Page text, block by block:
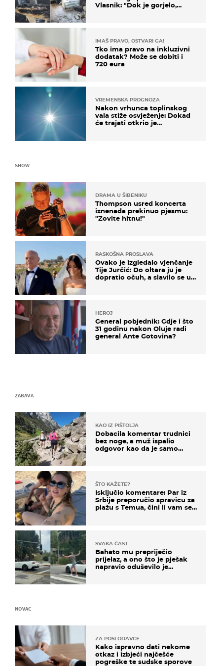
Vlasnik: "Dok je gorjelo,
IMAŠ PRAVO, OSTVARI GA!
Tko ima pravo na inkluzivni
dodatak? Može se dobiti i
720 eura
VREMENSKA PROGNOZA
Nakon vrhunca toplinskog
vala stiže osvježenje: Dokad
će trajati otkrio je
SHOW
DRAMA U ŠIBENIKU
Thompson usred koncerta
iznenada prekinuo pjesmu:
"Zovite hitnu!"
RASKOŠNA PROSLAVA
Ovako je izgledalo vjenčanje
Tije Jurčić: Do oltara ju je
dopratio očuh, a slavilo se uz
HEROJ
General pobjednik: Gdje i što
31 godinu nakon Oluje radi
general Ante Gotovina?
ZABAVA
KAO IZ PIŠTOLJA
Dobacila komentar trudnici
bez noge, a muž ispalio
odgovor kao da je samo
ŠTO KAŽETE?
Isključio komentare: Par iz
Srbije preporučio spravicu za
plažu s Temua, čini li vam se
SVAKA ČAST
Bahato mu prepriječio
prijelaz, a ono što je pješak
napravio oduševilo je
NOVAC
ZA POSLODAVCE
Kako ispravno dati nekome
otkaz i izbjeći najčešće
pogreške te sudske sporove